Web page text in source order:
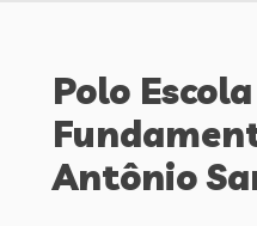
Polo
Antônio